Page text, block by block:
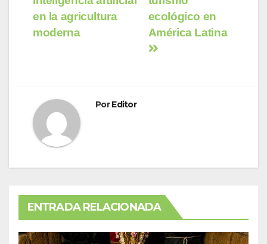
de
entradas
ecológico en
América Latina
en la agricultura
moderna
PorEditor
ENTRADA RELACIONADA